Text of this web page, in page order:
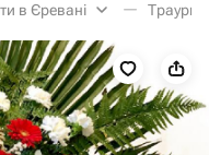
в Єревані